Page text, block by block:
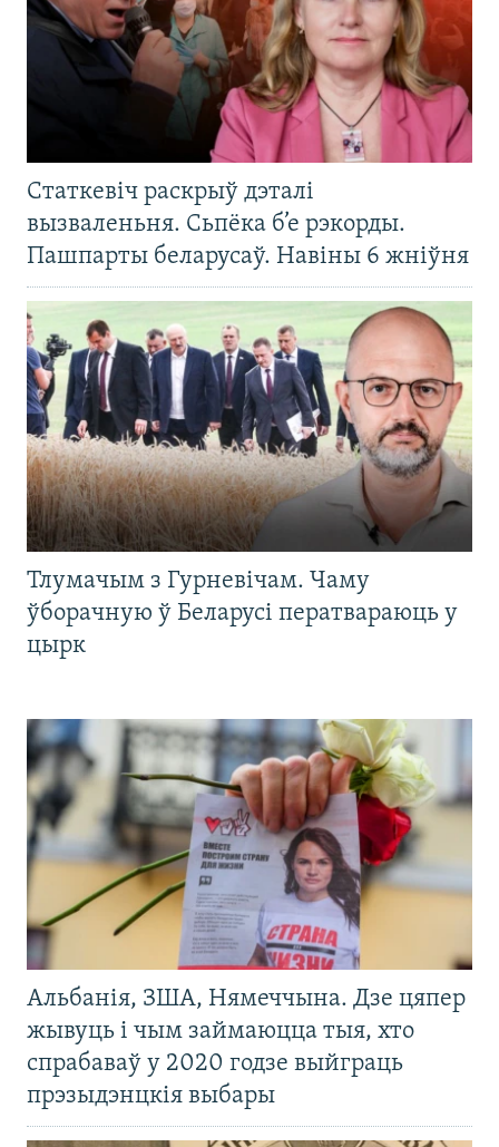
Статкевіч раскрыў дэталі
вызваленьня. Сьпёка б’е рэкорды.
Пашпарты беларусаў. Навіны 6 жніўня
Тлумачым з Гурневічам. Чаму
ўборачную ў Беларусі ператвараюць у
цырк
Альбанія, ЗША, Нямеччына. Дзе цяпер
жывуць і чым займаюцца тыя, хто
спрабаваў у 2020 годзе выйграць
прэзыдэнцкія выбары